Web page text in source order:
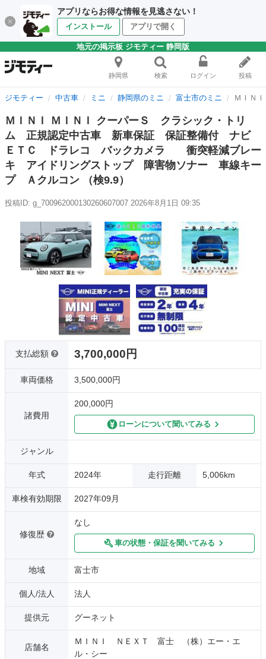
アプリならお得な情報を見逃さない！
インストール アプリで開く
地元の掲示板 ジモティー 静岡版
静岡県 検索 ログイン 投稿
ジモティー 中古車 ミニ 静岡県のミニ 富士市のミニ ＭＩＮ
ＭＩＮＩ ＭＩＮＩ クーパーＳ クラシック・トリ
ム 正規認定中古車 新車保証 保証整備付 ナビ
ＥＴＣ ドラレコ バックカメラ 衝突軽減ブレー
キ アイドリングストップ 障害物ソナー 車線キー
プ Ａクルコン （検9.9）
投稿ID: g_700962000130260607007 2026年8月1日 09:35
支払総額 3,700,000円
車両価格 3,500,000円
諸費用
200,000円
ローンについて聞いてみる
ジャンル
年式 2024年 走行距離 5,006km
車検有効期限 2027年09月
修復歴
なし
車の状態・保証を聞いてみる
地域 富士市
個人/法人 法人
提供元 グーネット
店舗名
ＭＩＮＩ ＮＥＸＴ 富士 （株）エー・エ
ル・シー